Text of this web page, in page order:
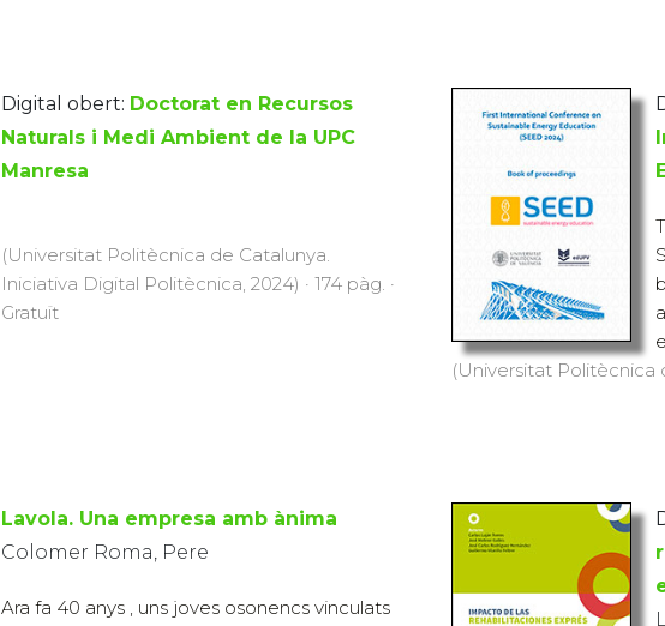
Digital obert: Doctorat en Recursos
Naturals i Medi Ambient de la UPC
Manresa
(Universitat Politècnica de Catalunya.
Iniciativa Digital Politècnica, 2024) · 174 pàg. ·
Gratuït
(Universitat Politècnica
Lavola. Una empresa amb ànima
Colomer Roma, Pere
Ara fa 40 anys , uns joves osonencs vinculats